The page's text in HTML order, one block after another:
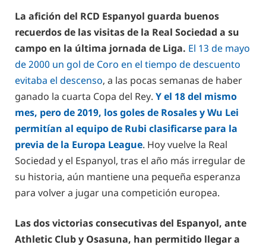
La afición del RCD Espanyol guarda buenos
recuerdos de las visitas de la Real Sociedad a su
campo en la última jornada de Liga. El 13 de mayo
de 2000 un gol de Coro en el tiempo de descuento
evitaba el descenso, a las pocas semanas de haber
ganado la cuarta Copa del Rey. Y el 18 del mismo
mes, pero de 2019, los goles de Rosales y Wu Lei
permitían al equipo de Rubi clasificarse para la
previa de la Europa League. Hoy vuelve la Real
Sociedad y el Espanyol, tras el año más irregular de
su historia, aún mantiene una pequeña esperanza
para volver a jugar una competición europea.
Las dos victorias consecutivas del Espanyol, ante
Athletic Club y Osasuna, han permitido llegar a